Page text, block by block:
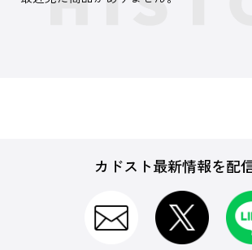
カドスト最新情報を配